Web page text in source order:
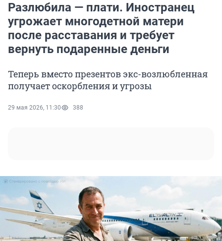
Разлюбила — плати. Иностранец
угрожает многодетной матери
после расставания и требует
вернуть подаренные деньги
Теперь вместо презентов экс-возлюбленная
получает оскорбления и угрозы
29 мая 2026, 11:30 388